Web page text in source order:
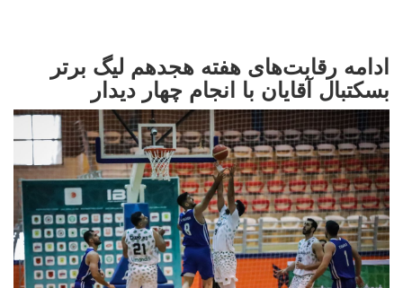
ادامه رقابت‌های هفته هجدهم لیگ برتر
بسکتبال آقایان با انجام چهار دیدار